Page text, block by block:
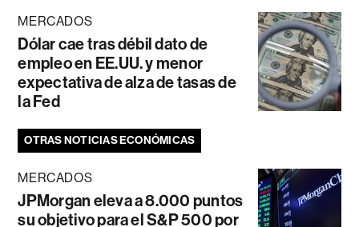
MERCADOS
Dólar cae tras débil dato de
empleo en EE.UU. y menor
expectativa de alza de tasas de
la Fed
OTRAS NOTICIAS ECONÓMICAS
MERCADOS
JPMorgan eleva a 8.000 puntos
su objetivo para el S&P 500 por